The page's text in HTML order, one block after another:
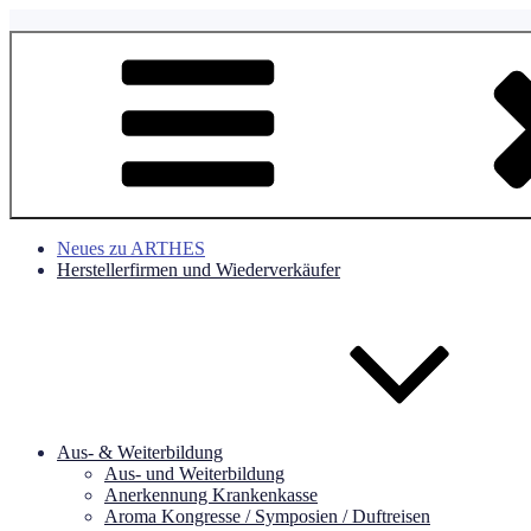
Inhalt
ARTHES Schweiz
Verein Aromatherapie & Aromapflege Schweiz
Neues zu ARTHES
Herstellerfirmen und Wiederverkäufer
Aus- & Weiterbildung
Aus- und Weiterbildung
Anerkennung Krankenkasse
Aroma Kongresse / Symposien / Duftreisen